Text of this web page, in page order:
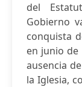
del
Gobierno
conquista
en junio de
ausencia
la Iglesia,